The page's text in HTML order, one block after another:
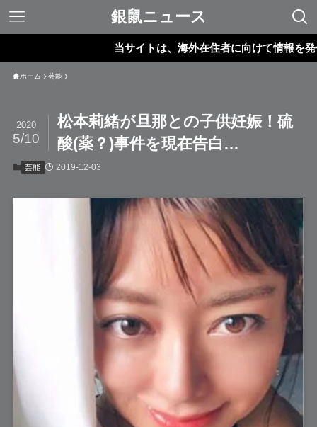
銀鼠ニュース
当サイトは、海外在住者に向けて情報を発信して
ホーム 芸能
松本莉緒が旦那との子供妊娠！硫
酸(薬？)事件を現在告白…
2020
5/10
芸能 2019-12-03